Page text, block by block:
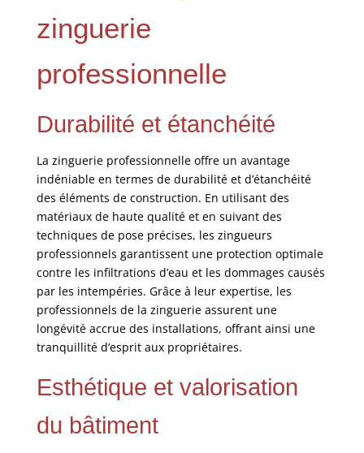
zinguerie
professionnelle
Durabilité et étanchéité
La zinguerie professionnelle offre un avantage
indéniable en termes de durabilité et d’étanchéité
des éléments de construction. En utilisant des
matériaux de haute qualité et en suivant des
techniques de pose précises, les zingueurs
professionnels garantissent une protection optimale
contre les infiltrations d’eau et les dommages causés
par les intempéries. Grâce à leur expertise, les
professionnels de la zinguerie assurent une
longévité accrue des installations, offrant ainsi une
tranquillité d’esprit aux propriétaires.
Esthétique et valorisation
du bâtiment